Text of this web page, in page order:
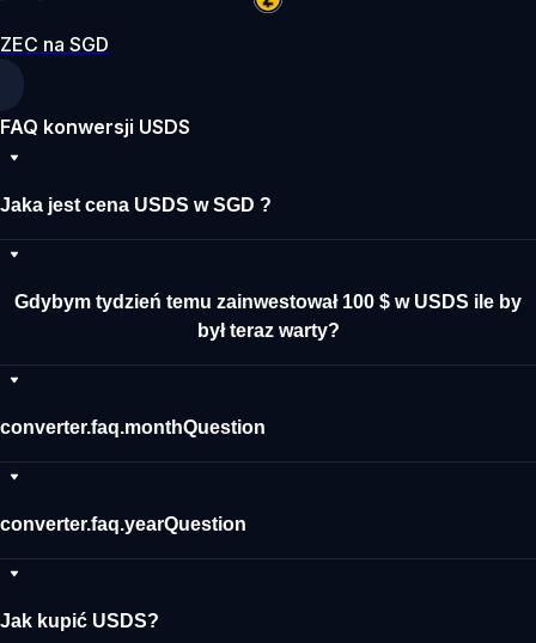
ZEC na SGD
FAQ konwersji USDS
Jaka jest cena USDS w SGD ?
Gdybym tydzień temu zainwestował 100 $ w USDS ile by
był teraz warty?
converter.faq.monthQuestion
converter.faq.yearQuestion
Jak kupić USDS?